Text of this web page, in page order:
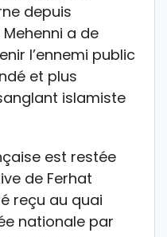
depuis
a de
l’ennemi public
et plus
islamiste
est restée
de Ferhat
reçu au quai
nationale par